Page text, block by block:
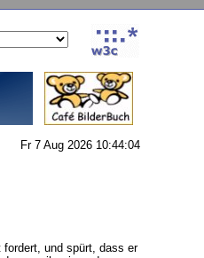
Fr 7 Aug 2026 10:44:04
und spürt, dass er